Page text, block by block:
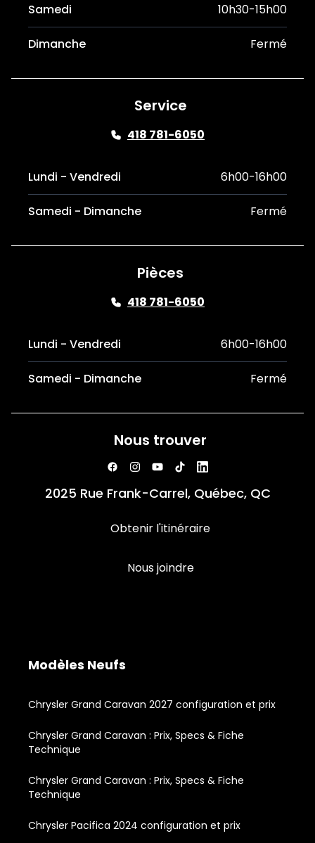
Samedi 10h30-15h00
Dimanche Fermé
Service
418 781-6050
Lundi - Vendredi 6h00-16h00
Samedi - Dimanche Fermé
Pièces
418 781-6050
Lundi - Vendredi 6h00-16h00
Samedi - Dimanche Fermé
Nous trouver
2025 Rue Frank-Carrel, Québec, QC
Obtenir l'itinéraire
Nous joindre
Modèles Neufs
Chrysler Grand Caravan 2027 configuration et prix
Chrysler Grand Caravan : Prix, Specs & Fiche
Technique
Chrysler Grand Caravan : Prix, Specs & Fiche
Technique
Chrysler Pacifica 2024 configuration et prix